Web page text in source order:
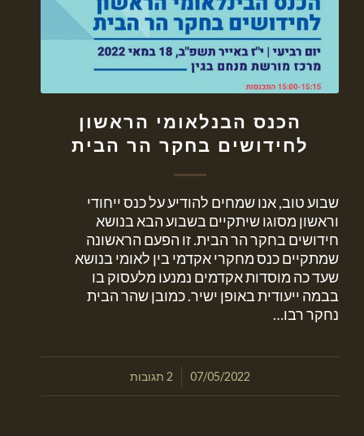
הכנס הבנלאומי הראשון
לחידושים בחקר הר הבית
שבוע טוב, אנו שמחים להודיע על כנס ייחודי
וראשון מסוגו שיתקיים בשבוע הבא בנושא
חידושים בחקר הר הבית. זו הפעם הראשונה
שמתקיים כנס מחקרי אקדמי בין לאומי בנושא
שעד כה מוסדות אקדמים נמנעו מלעסוק בו
בבמה ייעודית באופן ישיר. כמובן שהר הבית
נחקר רבו…
07/05/2022
/ 2 תגובות